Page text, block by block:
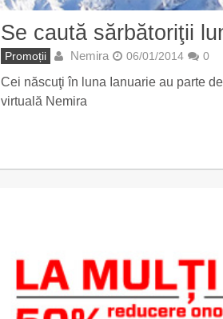
Se caută sărbătoriţii
Promoții Nemira 06/01/2014 0
Cei născuţi în luna Ianuarie au parte
virtuală Nemira